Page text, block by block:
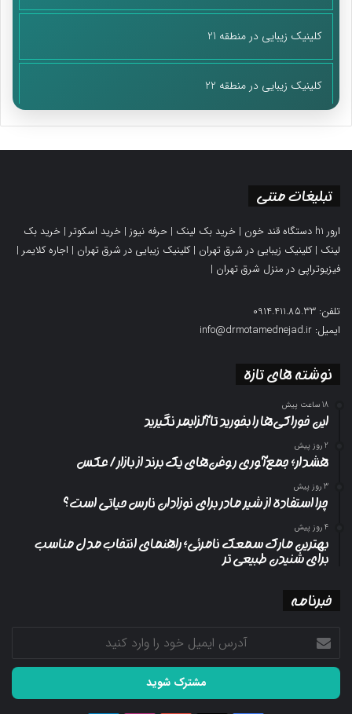
کلینیک زیبایی در منطقه 21
کلینیک زیبایی در منطقه 22
تبلیغات متنی
ارور h1 دستگاه قند خون | خرید بک لینک | حرفه نیوز | خرید اسکوتر | خرید بک
لینک |کلینیک زیبایی در شرق تهران |کلینیک زیبایی در شرق تهران | اجاره کلایمر |
فیزیوتراپی در منزل شرق تهران |
تلفن: 0914.411.85.33
ایمیل: info@drmotamednejad.ir
نوشته های تازه
18 ساعت پیش
این خوراکی‌ها را بخورید تا آلزایمر نگیرید
2 روز پیش
هشدار؛ جمع‌آوری روغن‌های یک برند از بازار/ عکس
3 روز پیش
چرا استفاده از شیر مادر برای نوزادان نارس حیاتی است؟
4 روز پیش
بهترین مارک سمعک نامرئی؛ راهنمای انتخاب مدل مناسب
برای شنیدن طبیعی تر
خبرنامه
آدرس
ایمیل
خود
وارد